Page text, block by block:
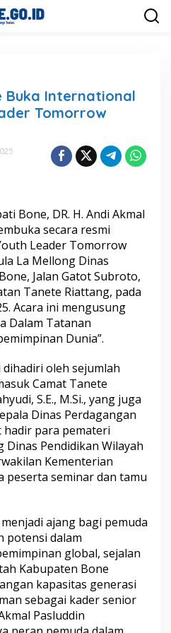
Buka International
Tomorrow
Bone, DR. H. Andi Akmal
secara resmi
Leader Tomorrow
La Mellong Dinas
Jalan Gatot Subroto,
Tanete Riattang, pada
Acara ini mengusung
Dalam Tatanan
Dunia”.
oleh sejumlah
Camat Tanete
S.E., M.Si., yang juga
Dinas Perdagangan
para pemateri
Dinas Pendidikan Wilayah
Kementerian
peserta seminar dan tamu
ajang bagi pemuda
potensi dalam
global, sejalan
Kabupaten Bone
kapasitas generasi
sebagai kader senior
Pasluddin